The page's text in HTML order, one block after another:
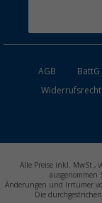
AGB BattG
Widerrufsrecht
Alle Preise inkl. MwSt.,
ausgenommen
Änderungen und Irrtümer
Die